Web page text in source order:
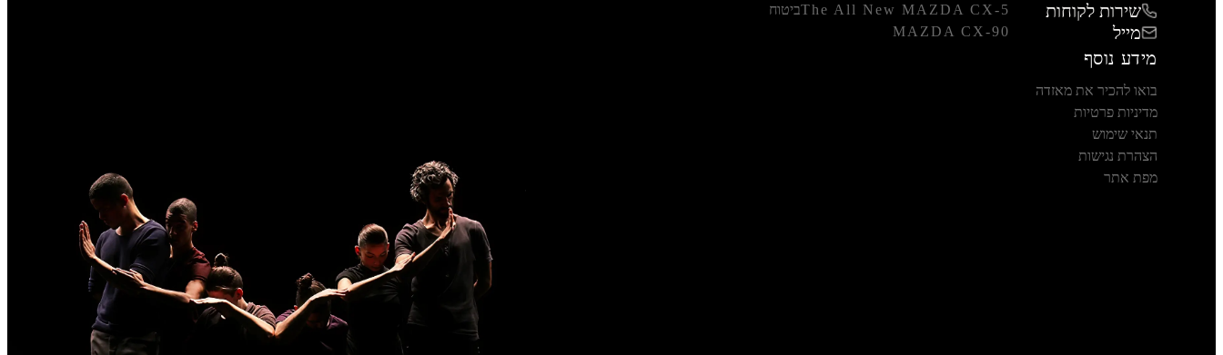
שירות לקוחות
מייל
The All New MAZDA CX-5
MAZDA CX-90
ביטוח
מידע נוסף
בואו להכיר את מאזדה
מדיניות פרטיות
תנאי שימוש
הצהרת נגישות
מפת אתר